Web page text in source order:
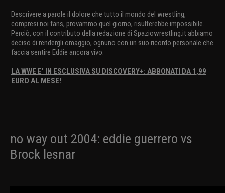
Descrivere a parole il dolore che tutto il mondo del wrestling,
compresi noi fans, provammo quel giorno, risulterebbe impossibile.
Perciò, con il contributo della redazione di Spaziowrestling.it abbiamo
deciso di rendergli omaggio, ognuno con un suo ricordo personale che
faccia sentire Eddie ancora vivo.
LA WWE E' IN ESCLUSIVA SU DISCOVERY+: ABBONATI DA 1,99
EURO AL MESE!
no way out 2004: eddie guerrero vs
Brock lesnar